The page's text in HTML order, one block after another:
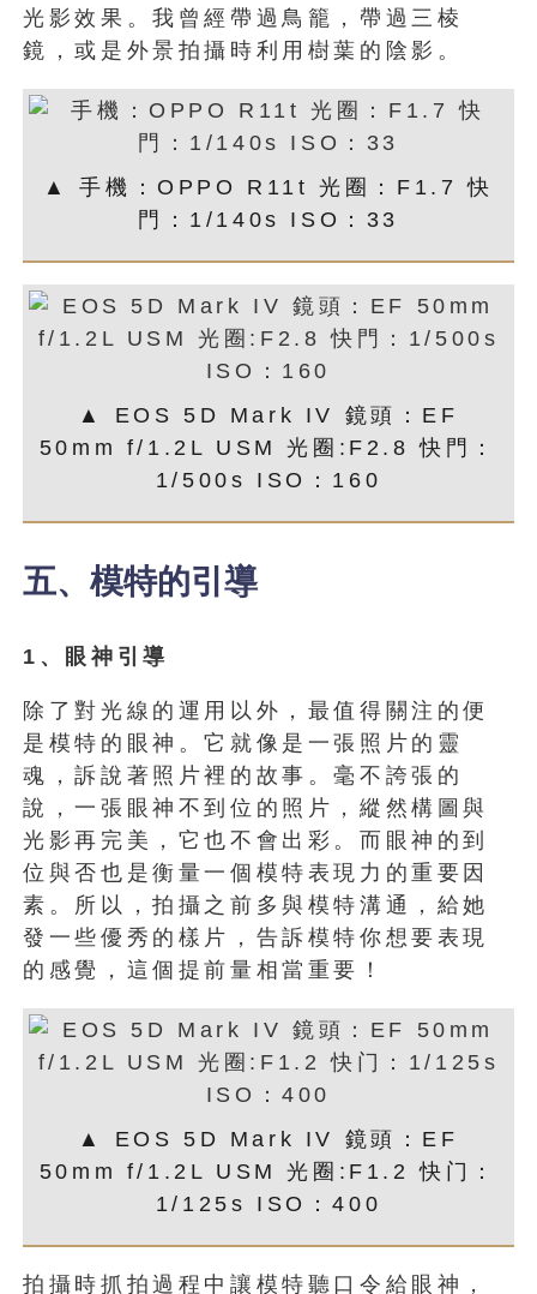
光影效果。我曾經帶過鳥籠，帶過三棱
鏡，或是外景拍攝時利用樹葉的陰影。
▲ 手機：OPPO R11t 光圈：F1.7 快
門：1/140s ISO：33
▲ EOS 5D Mark IV 鏡頭：EF
50mm f/1.2L USM 光圈:F2.8 快門：
1/500s ISO：160
五、模特的引導
1 、眼神引導
除了對光線的運用以外，最值得關注的便
是模特的眼神。它就像是一張照片的靈
魂，訴說著照片裡的故事。毫不誇張的
說，一張眼神不到位的照片，縱然構圖與
光影再完美，它也不會出彩。而眼神的到
位與否也是衡量一個模特表現力的重要因
素。所以，拍攝之前多與模特溝通，給她
發一些優秀的樣片，告訴模特你想要表現
的感覺，這個提前量相當重要！
▲ EOS 5D Mark IV 鏡頭：EF
50mm f/1.2L USM 光圈:F1.2 快门：
1/125s ISO：400
拍攝時抓拍過程中讓模特聽口令給眼神，